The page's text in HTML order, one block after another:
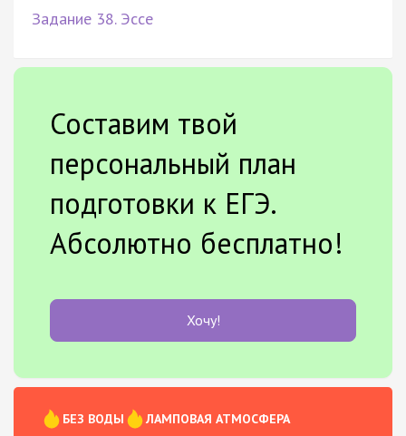
Задание 38. Эссе
Составим твой
персональный план
подготовки к ЕГЭ.
Абсолютно бесплатно!
Хочу!
БЕЗ ВОДЫ
ЛАМПОВАЯ АТМОСФЕРА